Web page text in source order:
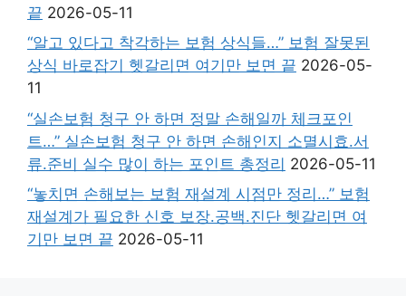
끝 2026-05-11
“알고 있다고 착각하는 보험 상식들…” 보험 잘못된
상식 바로잡기 헷갈리면 여기만 보면 끝 2026-05-
11
“실손보험 청구 안 하면 정말 손해일까 체크포인
트…” 실손보험 청구 안 하면 손해인지 소멸시효.서
류.준비 실수 많이 하는 포인트 총정리 2026-05-11
“놓치면 손해보는 보험 재설계 시점만 정리…” 보험
재설계가 필요한 신호 보장.공백.진단 헷갈리면 여
기만 보면 끝 2026-05-11